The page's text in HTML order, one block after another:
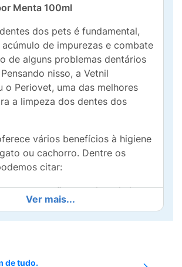
Menta 100ml
dos pets é fundamental,
de impurezas e combate
de alguns problemas dentários
nisso, a Vetnil
o Periovet, uma das melhores
a limpeza dos dentes dos
vários benefícios à higiene
ou cachorro. Dentre os
citar:
a manutenção completa da boca
a escovação periódica;Possui
de menta;É de fácil
é muito importante para a
Ver mais...
de tudo.